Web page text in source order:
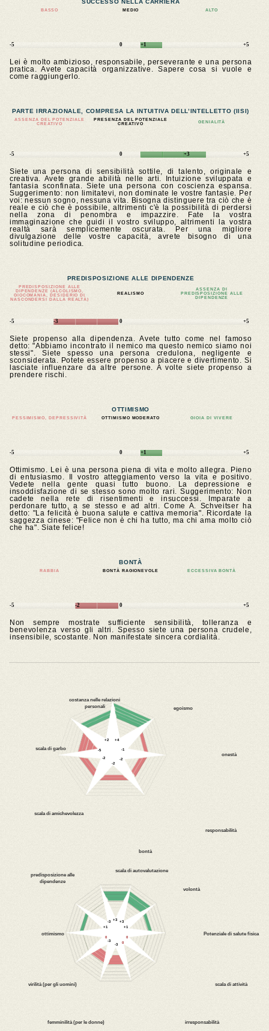
SUCCESSO NELLA CARRIERA
BASSO MEDIO ALTO
-5 0 +1 +5
Lei è molto ambizioso, responsabile, perseverante e una persona
pratica. Avete capacità organizzative. Sapere cosa si vuole e
come raggiungerlo.
PARTE IRRAZIONALE, COMPRESA LA INTUITIVA DELL’INTELLETTO (IISI)
ASSENZA DEL POTENZIALE
CREATIVO
PRESENZA DEL POTENZIALE
CREATIVO
GENIALITÀ
-5 0 +3 +5
Siete una persona di sensibilità sottile, di talento, originale e
creativa. Avete grande abilità nelle arti. Intuizione sviluppata e
fantasia sconfinata. Siete una persona con coscienza espansa.
Suggerimento: non limitatevi, non dominate le vostre fantasie. Per
voi: nessun sogno, nessuna vita. Bisogna distinguere tra ciò che è
reale e ciò che è possibile, altrimenti c'è la possibilità di perdersi
nella zona di penombra e impazzire. Fate la vostra
immaginazione che guidi il vostro sviluppo, altrimenti la vostra
realtà sarà semplicemente oscurata. Per una migliore
divulgazione delle vostre capacità, avrete bisogno di una
solitudine periodica.
PREDISPOSIZIONE ALLE DIPENDENZE
PREDISPOSIZIONE ALLE
DIPENDENZE (ALCOLISMO,
GIOCOMANIA, DESIDERIO DI
NASCONDERSI DALLA REALTÀ)
REALISMO
ASSENZA DI
PREDISPOSIZIONE ALLE
DIPENDENZE
-5 -3 0 +5
Siete propenso alla dipendenza. Avete tutto come nel famoso
detto: "Abbiamo incontrato il nemico ma questo nemico siamo noi
stessi". Siete spesso una persona credulona, negligente e
sconsiderata. Potete essere propenso a piacere e divertimento. Si
lasciate influenzare da altre persone. A volte siete propenso a
prendere rischi.
OTTIMISMO
PESSIMISMO, DEPRESSIVITÀ OTTIMISMO MODERATO GIOIA DI VIVERE
-5 0 +1 +5
Ottimismo. Lei è una persona piena di vita e molto allegra. Pieno
di entusiasmo. Il vostro atteggiamento verso la vita e positivo.
Vedete nella gente quasi tutto buono. La depressione e
insoddisfazione di se stesso sono molto rari. Suggerimento: Non
cadete nella rete di risentimenti e insuccessi. Imparate a
perdonare tutto, a se stesso e ad altri. Come A. Schveitser ha
detto: "La felicità è buona salute e cattiva memoria". Ricordate la
saggezza cinese: "Felice non è chi ha tutto, ma chi ama molto ciò
che ha". Siate felice!
BONTÀ
RABBIA BONTÀ RAGIONEVOLE ECCESSIVA BONTÀ
-5 -2 0 +5
Non sempre mostrate sufficiente sensibilità, tolleranza e
benevolenza verso gli altri. Spesso siete una persona crudele,
insensibile, scostante. Non manifestate sincera cordialità.